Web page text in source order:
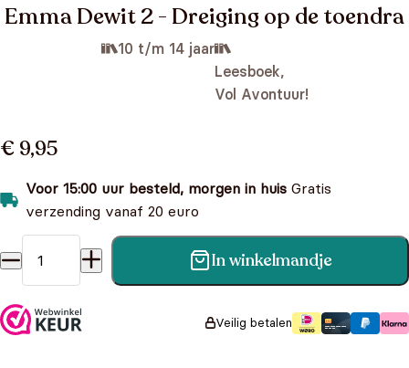
Emma Dewit 2 - Dreiging op de toendra
10 t/m 14 jaar
Leesboek,
Vol Avontuur!
€ 9,95
Voor 15:00 uur besteld, morgen in huis Gratis
verzending vanaf 20 euro
Emma Dewit 2 - Dreiging op de toendra aantal
In winkelmandje
Veilig betalen